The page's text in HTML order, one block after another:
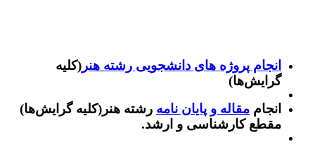
انجام پروژه های دانشجویی رشته هنر (کلیه
گرایش‌ها)
انجام مقاله و پایان نامه رشته هنر(کلیه گرایش‌ها)
مقطع کارشناسی و ارشد.